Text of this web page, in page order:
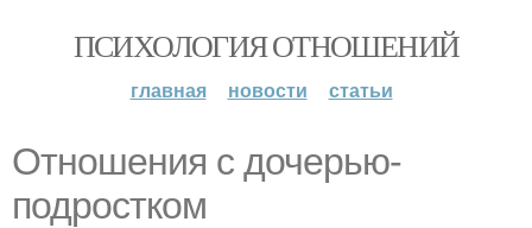
ПСИХОЛОГИЯ ОТНОШЕНИЙ
главная новости статьи
Отношения с дочерью-
подростком